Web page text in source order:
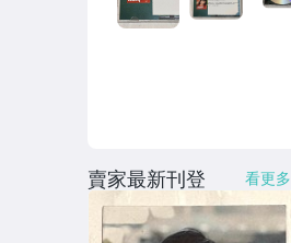
賣家最新刊登 看更多